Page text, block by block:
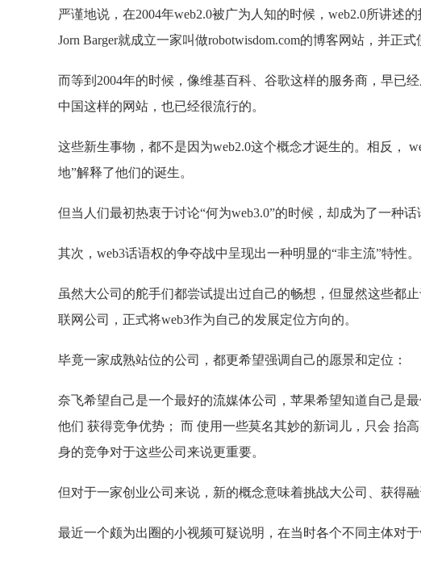
严谨地说，在2004年web2.0被广为人知的时候，web2.0所讲述
Jorn Barger就成立一家叫做robotwisdom.com的博客网站，并正式
而等到2004年的时候，像维基百科、谷歌这样的服务商，早已
中国这样的网站，也已经很流行的。
这些新生事物，都不是因为web2.0这个概念才诞生的。相反，
地”解释了他们的诞生。
但当人们最初热衷于讨论“何为web3.0”的时候，却成为了一种
其次，web3话语权的争夺战中呈现出一种明显的“非主流”特性。
虽然大公司的舵手们都尝试提出过自己的畅想，但显然这些都
联网公司，正式将web3作为自己的发展定位方向的。
毕竟一家成熟站位的公司，都更希望强调自己的愿景和定位：
奈飞希望自己是一个最好的流媒体公司，苹果希望知道自己是
他们 获得竞争优势； 而 使用一些莫名其妙的新词儿，只会 抬
身的竞争对于这些公司来说更重要。
但对于一家创业公司来说，新的概念意味着挑战大公司、获得融
最近一个颇为出圈的小视频可疑说明，在当时各个不同主体对于